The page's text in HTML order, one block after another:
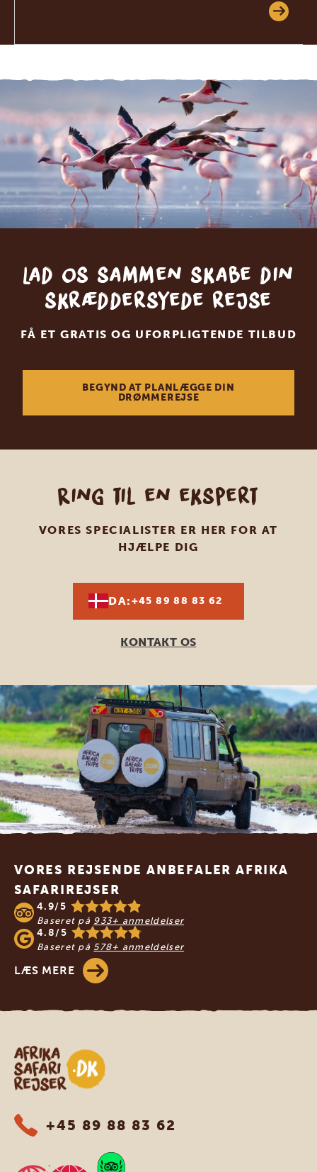
Lad os sammen skabe din
skræddersyede rejse
FÅ ET GRATIS OG UFORPLIGTENDE TILBUD
BEGYND AT PLANLÆGGE DIN
DRØMMEREJSE
Ring til en ekspert
VORES SPECIALISTER ER HER FOR AT
HJÆLPE DIG
DA:+45 89 88 83 62
KONTAKT OS
Footer
VORES REJSENDE ANBEFALER AFRIKA
SAFARIREJSER
4.9/5
Baseret på 933+ anmeldelser
4.8/5
Baseret på 578+ anmeldelser
LÆS MERE
Safari-rejser i Afrika
+45 89 88 83 62